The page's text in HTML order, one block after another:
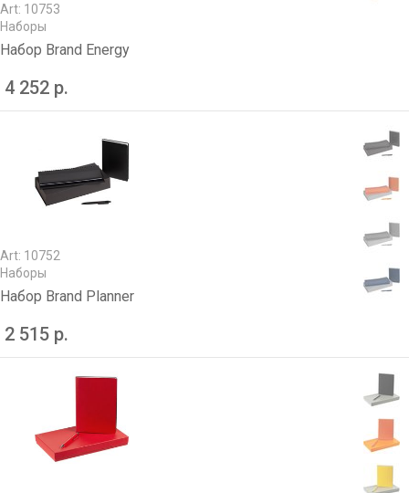
Art: 10753
Наборы
Набор Brand Energy
4 252 р.
Art: 10752
Наборы
Набор Brand Planner
2 515 р.